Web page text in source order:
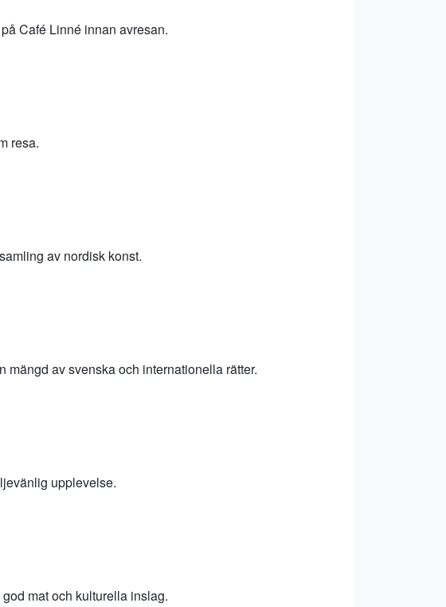
Café Linné innan avresan.
resa.
av nordisk konst.
av svenska och internationella rätter.
upplevelse.
mat och kulturella inslag.